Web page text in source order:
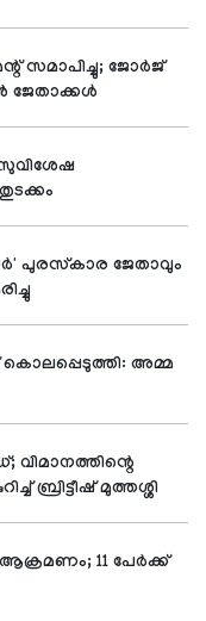
സമാപിച്ചു; ജോര്‍ജ്
ജേതാക്കള്‍
പുരസ്‌കാര ജേതാവും
കൊലപ്പെടുത്തി: അമ്മ
ബ്രിട്ടീഷ് മുത്തശ്ശി
11 പേര്‍ക്ക്